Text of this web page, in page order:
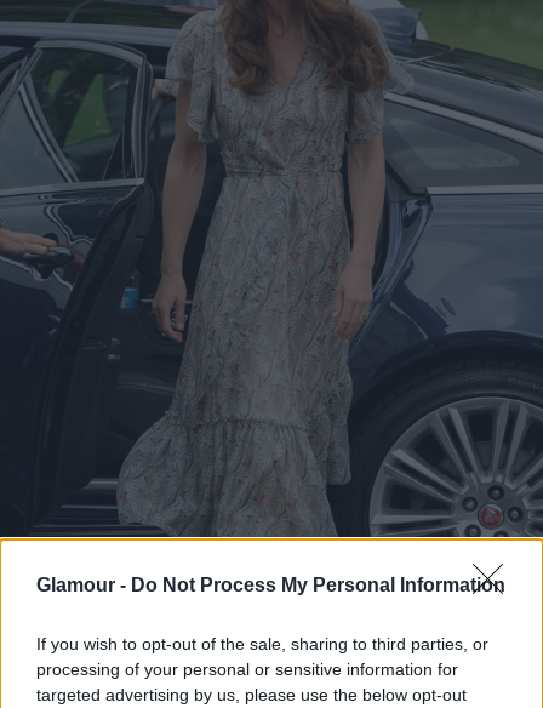
Glamour - Do Not Process My Personal Information
If you wish to opt-out of the sale, sharing to third parties, or
processing of your personal or sensitive information for
targeted advertising by us, please use the below opt-out